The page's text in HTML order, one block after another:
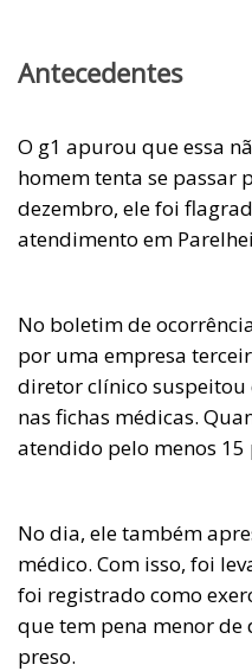
Antecedentes
O g1 apurou que essa
homem tenta se passar
dezembro, ele foi
atendimento em
No boletim de
por uma empresa
diretor clínico suspeitou
nas fichas médicas.
atendido pelo menos 15
No dia, ele também
médico. Com isso, foi
foi registrado como
que tem pena menor de
preso.